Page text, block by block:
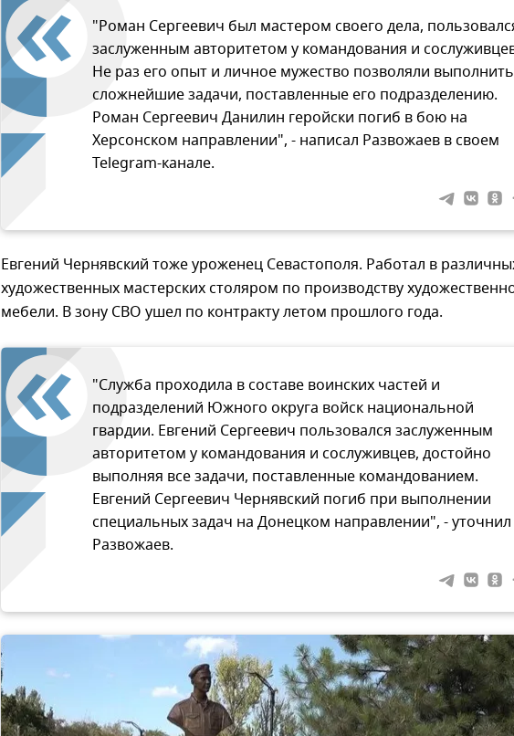
"Роман Сергеевич был мастером своего дела,
заслуженным авторитетом у командования и
Не раз его опыт и личное мужество позволяли выполнить
сложнейшие задачи, поставленные его подразделению.
Роман Сергеевич Данилин геройски погиб в бою на
Херсонском направлении", - написал Развожаев в своем
Telegram-канале.
Евгений Чернявский тоже уроженец Севастополя. Работал в
художественных мастерских столяром по производству
мебели. В зону СВО ушел по контракту летом прошлого года.
"Служба проходила в составе воинских частей и
подразделений Южного округа войск национальной
гвардии. Евгений Сергеевич пользовался заслуженным
авторитетом у командования и сослуживцев, достойно
выполняя все задачи, поставленные командованием.
Евгений Сергеевич Чернявский погиб при выполнении
специальных задач на Донецком направлении", - уточнил
Развожаев.